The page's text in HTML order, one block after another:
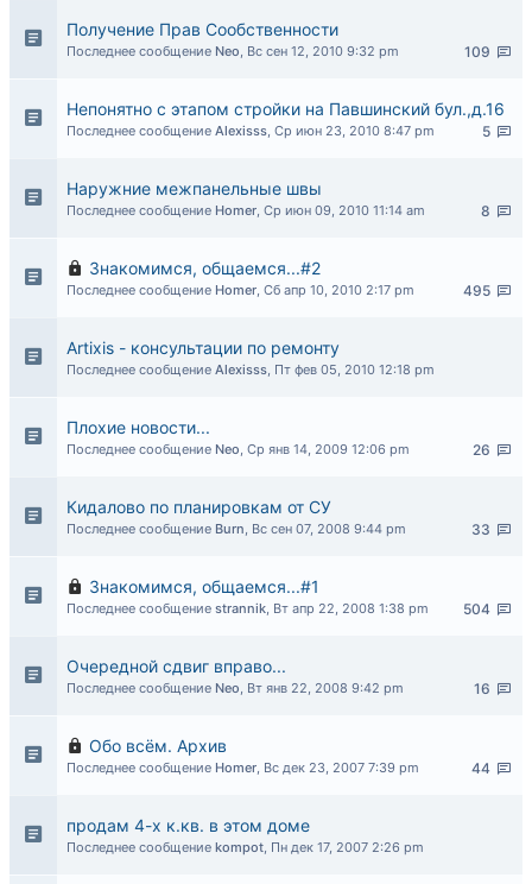
Получение Прав Сообственности
109
Последнее сообщение Neo, Вс сен 12, 2010 9:32 pm
Непонятно с этапом стройки на Павшинский бул.,д.16
5
Последнее сообщение Alexisss, Ср июн 23, 2010 8:47 pm
Наружние межпанельные швы
8
Последнее сообщение Homer, Ср июн 09, 2010 11:14 am
Знакомимся, общаемся...#2
495
Последнее сообщение Homer, Сб апр 10, 2010 2:17 pm
Artixis - консультации по ремонту
Последнее сообщение Alexisss, Пт фев 05, 2010 12:18 pm
Плохие новости...
26
Последнее сообщение Neo, Ср янв 14, 2009 12:06 pm
Кидалово по планировкам от СУ
33
Последнее сообщение Burn, Вс сен 07, 2008 9:44 pm
Знакомимся, общаемся...#1
504
Последнее сообщение strannik, Вт апр 22, 2008 1:38 pm
Очередной сдвиг вправо...
16
Последнее сообщение Neo, Вт янв 22, 2008 9:42 pm
Обо всём. Архив
44
Последнее сообщение Homer, Вс дек 23, 2007 7:39 pm
продам 4-х к.кв. в этом доме
Последнее сообщение kompot, Пн дек 17, 2007 2:26 pm